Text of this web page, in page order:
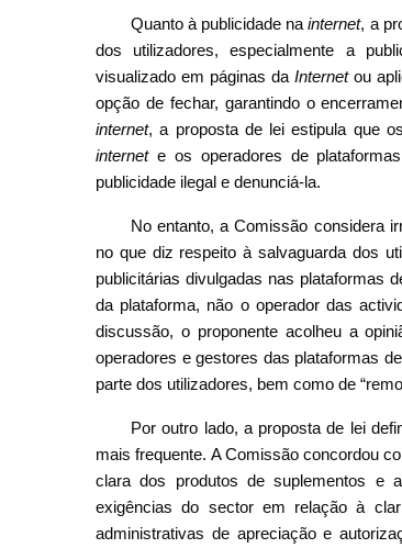
Quanto à publicidade nainternet, a
dos utilizadores, especialmente a
visualizado em páginas daInternetou
opção de fechar, garantindo o
internet, a proposta de lei estipula que
internete os operadores de
publicidade ilegal e denunciá-la.
No entanto, a Comissão considera
no que diz respeito à salvaguarda dos
publicitárias divulgadas nas plataformas
da plataforma, não o operador das
discussão, o proponente acolheu a
operadores e gestores das plataformas de
parte dos utilizadores, bem como de
Por outro lado, a proposta de lei
mais frequente. A Comissão concordou
clara dos produtos de suplementos e
exigências do sector em relação à
administrativas de apreciação e